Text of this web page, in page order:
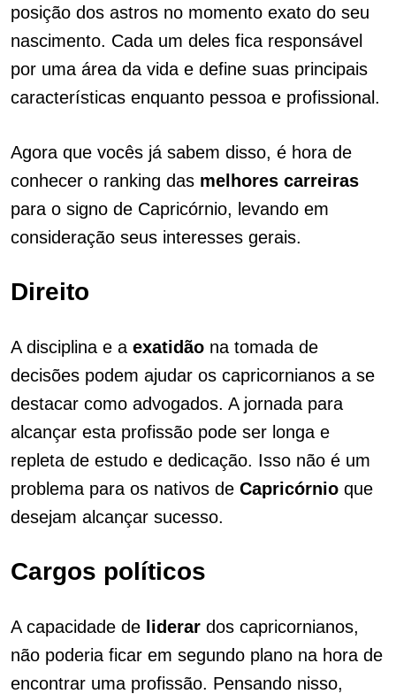
posição dos astros no momento exato do seu
nascimento. Cada um deles fica responsável
por uma área da vida e define suas principais
características enquanto pessoa e profissional.
Agora que vocês já sabem disso, é hora de
conhecer o ranking das melhores carreiras
para o signo de Capricórnio, levando em
consideração seus interesses gerais.
Direito
A disciplina e a exatidão na tomada de
decisões podem ajudar os capricornianos a se
destacar como advogados. A jornada para
alcançar esta profissão pode ser longa e
repleta de estudo e dedicação. Isso não é um
problema para os nativos de Capricórnio que
desejam alcançar sucesso.
Cargos políticos
A capacidade de liderar dos capricornianos,
não poderia ficar em segundo plano na hora de
encontrar uma profissão. Pensando nisso,